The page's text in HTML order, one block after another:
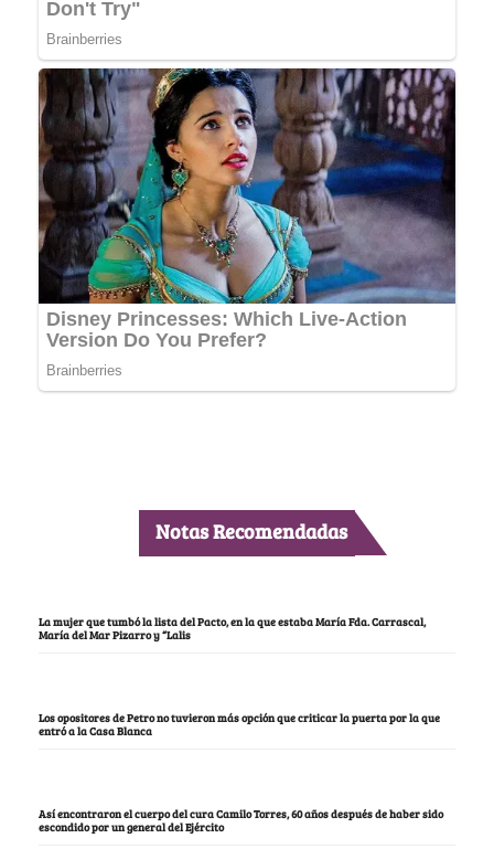
Notas Recomendadas
La mujer que tumbó la lista del Pacto, en la que estaba María Fda. Carrascal,
María del Mar Pizarro y “Lalis
Los opositores de Petro no tuvieron más opción que criticar la puerta por la que
entró a la Casa Blanca
Así encontraron el cuerpo del cura Camilo Torres, 60 años después de haber sido
escondido por un general del Ejército